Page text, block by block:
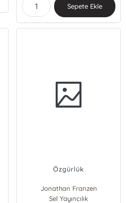
Sepete Ekle
Özgürlük
Jonathan Franzen
Sel Yayıncılık